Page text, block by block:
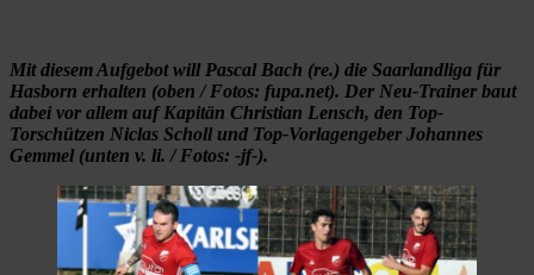
Mit diesem Aufgebot will Pascal Bach (re.) die Saarlandliga für
Hasborn erhalten (oben / Fotos: fupa.net). Der Neu-Trainer baut
dabei vor allem auf Kapitän Christian Lensch, den Top-
Torschützen Niclas Scholl und Top-Vorlagengeber Johannes
Gemmel (unten v. li. / Fotos: -jf-).